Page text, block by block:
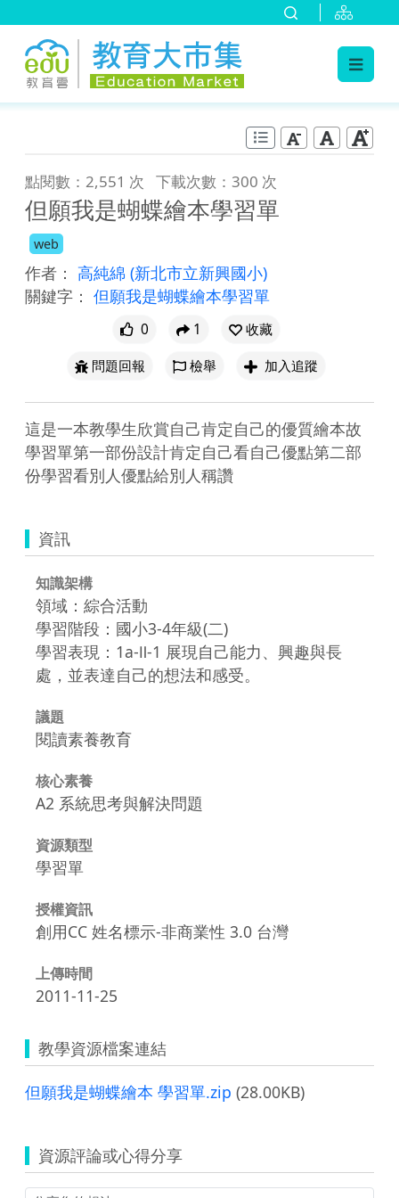
點閱數：2,551 次 下載次數：300 次
但願我是蝴蝶繪本學習單
web
作者： 高純綿 (新北市立新興國小)
關鍵字： 但願我是蝴蝶繪本學習單
0 1
收藏
問題回報
檢舉 加入追蹤
這是一本教學生欣賞自己肯定自己的優質繪本故
學習單第一部份設計肯定自己看自己優點第二部
份學習看別人優點給別人稱讚
資訊
知識架構
領域：綜合活動
學習階段：國小3-4年級(二)
學習表現：1a-Ⅱ-1 展現自己能力、興趣與長
處，並表達自己的想法和感受。
議題
閱讀素養教育
核心素養
A2 系統思考與解決問題
資源類型
學習單
授權資訊
創用CC 姓名標示-非商業性 3.0 台灣
上傳時間
2011-11-25
教學資源檔案連結
但願我是蝴蝶繪本 學習單.zip (28.00KB)
資源評論或心得分享